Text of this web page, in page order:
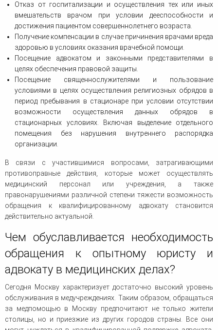
Отказ от госпитализации и осуществления тех или иных
вмешательств врачом при условии дееспособности и
достижения пациентом совершеннолетнего возраста.
Получение компенсации в случае причинения врачами вреда
здоровью в условиях оказания врачебной помощи.
Посещение адвокатом и законными представителями в
целях обеспечения правовой защиты.
Посещение священнослужителями и пользование
условиями в целях осуществления религиозных обрядов в
период пребывания в стационаре при условии отсутствии
возможности осуществления данных обрядов в
стационарных условиях. Включая выделение отдельного
помещения без нарушения внутреннего распорядка
организации.
В связи с участившимися вопросами, затрагивающими
противоправные действия, которые может осуществлять
медицинский персонал или учреждения, а также
правонарушениями различной степени тяжести возможность
обращения к квалифицированному адвокату становится
действительно актуальной.
Чем обуславливается необходимость
обращения к опытному юристу и
адвокату в медицинских делах?
Сегодня Москву характеризует достаточно высокий уровень
обслуживания в медучреждениях. Таким образом, обращаться
за медпомощью в Москву предпочитают не только жители
столицы, но и приезжие из других городов страны. Все они